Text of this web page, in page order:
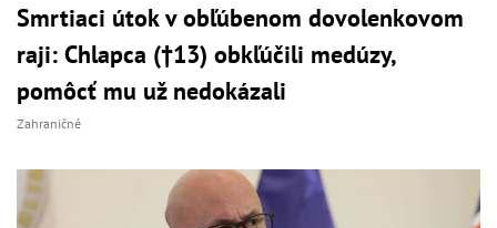
Smrtiaci útok v obľúbenom dovolenkovom
raji: Chlapca (†13) obkľúčili medúzy,
pomôcť mu už nedokázali
Zahraničné